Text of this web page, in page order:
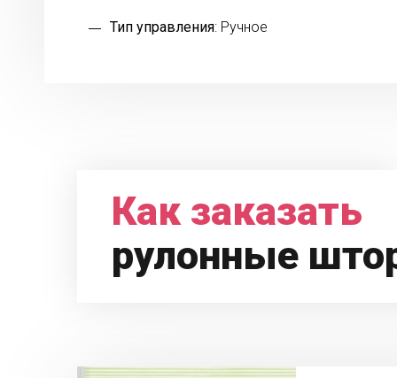
Тип управления: Ручное
Как заказать
рулонные